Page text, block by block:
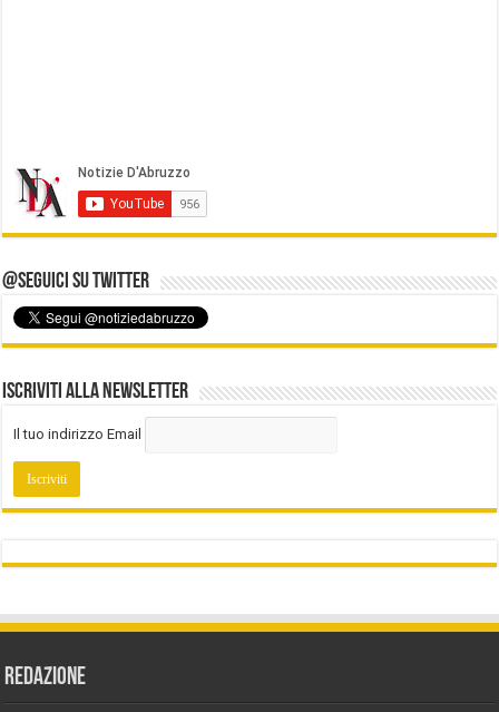
@Seguici su Twitter
Iscriviti alla Newsletter
Il tuo indirizzo Email
REDAZIONE